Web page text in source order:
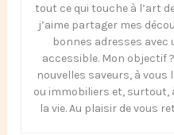
tout ce qui touche à l’art
j’aime partager mes
bonnes adresses avec
accessible. Mon objectif
nouvelles saveurs, à
ou immobiliers et, surtout,
la vie. Au plaisir de vous